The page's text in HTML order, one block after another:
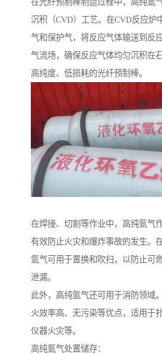
沉积（CVD）工艺。在CVD反应炉
气和保护气，将反应气体输送到反
气流场，确保反应气体均匀沉积在
高纯度、低损耗的光纤预制棒。
在焊接、切割等作业中，高纯氩气
有效防止火灾和爆炸事故的发生。
氩气可用于置换和吹扫，以防止可
泄漏。
此外，高纯氩气还可用于消防领域
火效率高、无污染等优点，适用于
仪器火灾等。
高纯氩气处置储存：